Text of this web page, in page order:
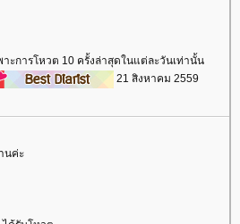
ะการโหวต 10 ครั้งล่าสุดในแต่ละวันเท่านั้น
21 สิงหาคม 2559
นค่ะ